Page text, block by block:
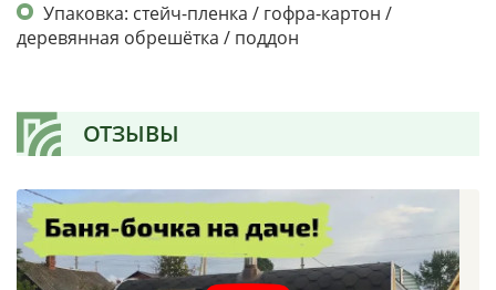
Упаковка: стейч-пленка / гофра-картон /
деревянная обрешётка / поддон
ОТЗЫВЫ